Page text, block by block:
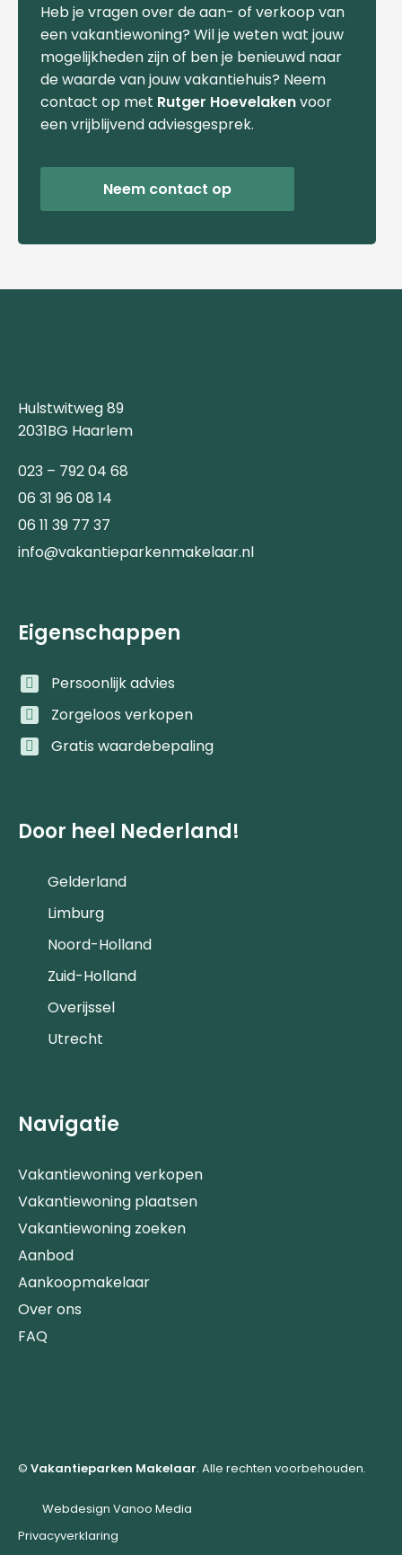
Heb je vragen over de aan- of verkoop van
een vakantiewoning? Wil je weten wat jouw
mogelijkheden zijn of ben je benieuwd naar
de waarde van jouw vakantiehuis? Neem
contact op met Rutger Hoevelakenvoor
een vrijblijvend adviesgesprek.
Neem contact op
Hulstwitweg 89
2031BG Haarlem
023 – 792 04 68
06 31 96 08 14
06 11 39 77 37
info@vakantieparkenmakelaar.nl
Eigenschappen
Persoonlijk advies
Zorgeloos verkopen
Gratis waardebepaling
Door heel Nederland!
Gelderland
Limburg
Noord-Holland
Zuid-Holland
Overijssel
Utrecht
Navigatie
Vakantiewoning verkopen
Vakantiewoning plaatsen
Vakantiewoning zoeken
Aanbod
Aankoopmakelaar
Over ons
FAQ
© Vakantieparken Makelaar. Alle rechten voorbehouden.
Webdesign Vanoo Media
Privacyverklaring